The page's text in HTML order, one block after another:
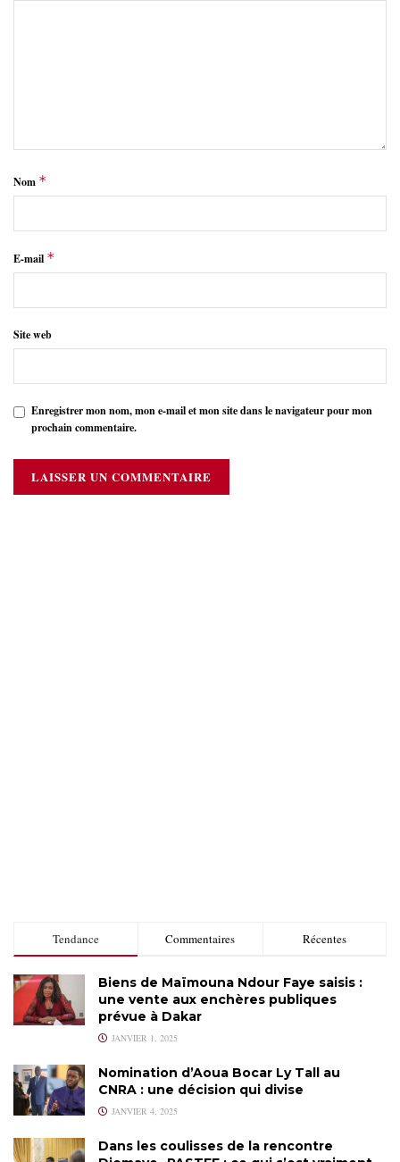
Nom *
E-mail *
Site web
Enregistrer mon nom, mon e-mail et mon site dans le navigateur pour mon
prochain commentaire.
Tendance Commentaires Récentes
Biens de Maïmouna Ndour Faye saisis :
une vente aux enchères publiques
prévue à Dakar
JANVIER 1, 2025
Nomination d’Aoua Bocar Ly Tall au
CNRA : une décision qui divise
JANVIER 4, 2025
Dans les coulisses de la rencontre